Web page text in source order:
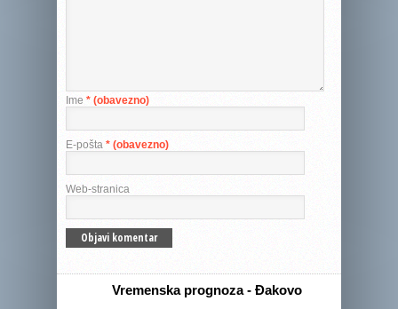
Ime * (obavezno)
E-pošta * (obavezno)
Web-stranica
Vremenska prognoza - Đakovo